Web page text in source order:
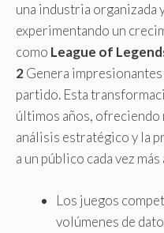
una industria organizada
experimentando un
como League of
2Genera impresionantes
partido. Esta
últimos años, ofreciendo
análisis estratégico y la
a un público cada vez
Los juegos
volúmenes de